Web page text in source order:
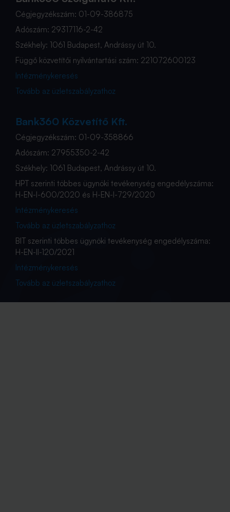
Cégjegyzékszám: 01-09-386875
Adószám: 29317116-2-42
Székhely: 1061 Budapest, Andrássy út 10.
Függő közvetítői nyilvántartási szám: 221072600123
Intézménykeresés
Tovább az üzletszabályzathoz
Bank360 Közvetítő Kft.
Cégjegyzékszám: 01-09-358866
Adószám: 27955350-2-42
Székhely: 1061 Budapest, Andrássy út 10.
HPT szerinti többes ügynöki tevékenység engedélyszáma:
H-EN-I-600/2020 és H-EN-I-729/2020
Intézménykeresés
Tovább az üzletszabályzathoz
BIT szerinti többes ügynöki tevékenység engedélyszáma:
H-EN-II-120/2021
Intézménykeresés
Tovább az üzletszabályzathoz